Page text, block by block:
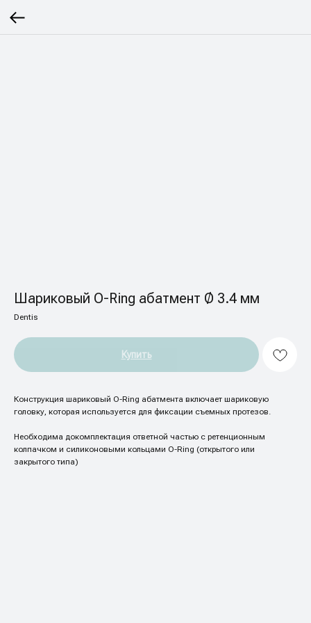
Шариковый О-Ring абатмент Ø 3.4 мм
Dentis
Купить
Конструкция шариковый O-Ring абатмента включает шариковую
головку, которая используется для фиксации съемных протезов.
Необходима докомплектация ответной частью с ретенционным
колпачком и силиконовыми кольцами O-Ring (открытого или
закрытого типа)